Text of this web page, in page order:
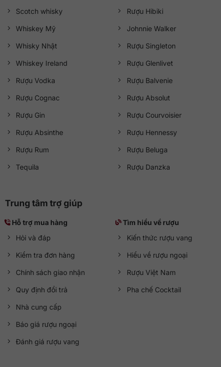
Scotch whisky
Whiskey Mỹ
Whisky Nhật
Whiskey Ireland
Rượu Vodka
Rượu Cognac
Rượu Gin
Rượu Absinthe
Rượu Rum
Tequila
Rượu Hibiki
Johnnie Walker
Rượu Singleton
Rượu Glenlivet
Rượu Balvenie
Rượu Absolut
Rượu Courvoisier
Rượu Hennessy
Rượu Beluga
Rượu Danzka
Trung tâm trợ giúp
Hỗ trợ mua hàng
Hỏi và đáp
Kiểm tra đơn hàng
Chính sách giao nhận
Quy định đổi trả
Nhà cung cấp
Báo giá rượu ngoại
Đánh giá rượu vang
Tìm hiểu về rượu
Kiến thức rượu vang
Hiểu về rượu ngoại
Rượu Việt Nam
Pha chế Cocktail